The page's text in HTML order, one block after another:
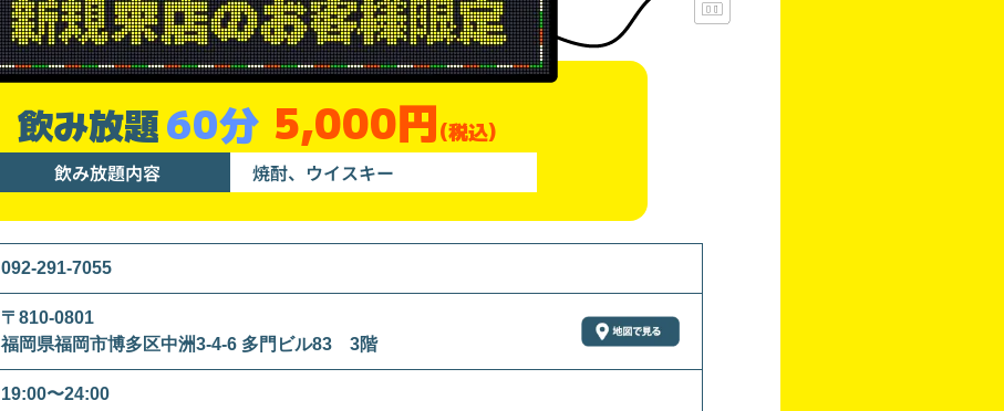
飲み放題60分 5,000円(税込)
飲み放題内容 焼酎、ウイスキー
092-291-7055
〒810-0801
福岡県福岡市博多区中洲3-4-6 多門ビル83 3階
19:00〜24:00